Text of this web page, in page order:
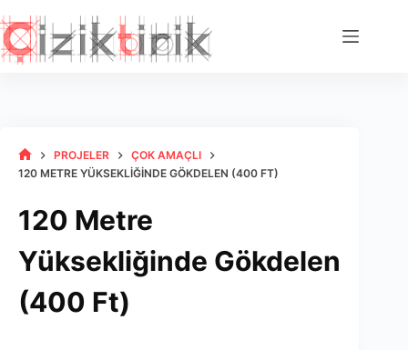
Skip
to
content
HOME
PROJELER
ÇOK AMAÇLI
120 METRE YÜKSEKLIĞINDE GÖKDELEN (400 FT)
120 Metre
Yüksekliğinde Gökdelen
(400 Ft)